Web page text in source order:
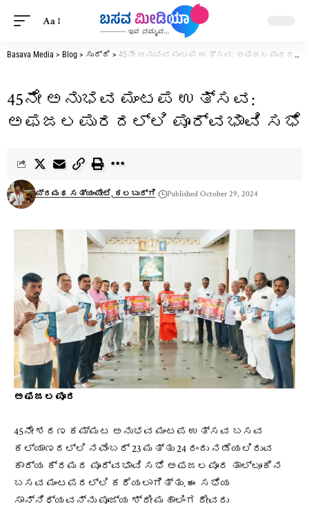
Aa
Basava Media > Blog > ಸುದ್ದಿ > 45ನೇ ಅನುಭವ ಮಂಟಪ ಉತ್ಸವ: ಅಫಜಲಪುರದಲ್ಲಿ ಪೂರ್ವಭಾವಿ ಸಭೆ
45ನೇ ಅನುಭವ ಮಂಟಪ ಉತ್ಸವ:
ಅಫಜಲಪುರದಲ್ಲಿ ಪೂರ್ವಭಾವಿ ಸಭೆ
ಪ್ರಮಥ ಸತ್ಯಂಪೇಟೆ, ಕಲಬುರ್ಗಿ Published October 29, 2024
ಅಫಜಲಪೂರ
45ನೇ ಶರಣ ಕಮ್ಮಟ ಅನುಭವ ಮಂಟಪ ಉತ್ಸವ ಬಸವ
ಕಲ್ಯಾಣದಲ್ಲಿ ನವೆಂಬರ್ 23 ಮತ್ತು 24 ರಂದು ನಡೆಯಲಿರುವ
ಕಾರ್ಯ ಕ್ರಮದ ಪೂರ್ವಭಾವಿ ಸಭೆ ಅಫಜಲಪೂರ ತಾಲ್ಲೂಕಿನ
ಬಸವ ಮಂಟಪದಲ್ಲಿ ಕರೆಯಲಾಗಿತ್ತು. ಈ ಸಭೆಯ
ಸಾನ್ನಿಧ್ಯವನ್ನು ಪೂಜ್ಯ ಶ್ರೀ ಮಹಾಲಿಂಗ ದೇವರು